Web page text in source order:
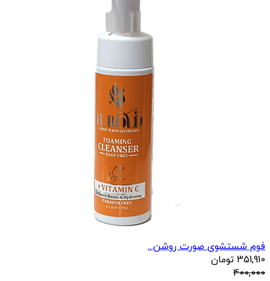
فوم شستشوی صورت روشن...
351,910 تومان
400,000